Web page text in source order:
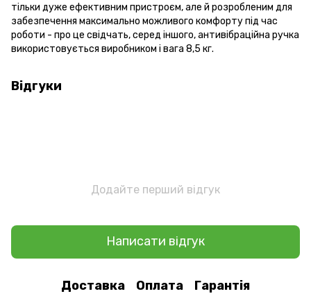
тільки дуже ефективним пристроєм, але й розробленим для
забезпечення максимально можливого комфорту під час
роботи - про це свідчать, серед іншого, антивібраційна ручка
використовується виробником і вага 8,5 кг.
Відгуки
Додайте перший відгук
Написати відгук
Доставка Оплата Гарантія